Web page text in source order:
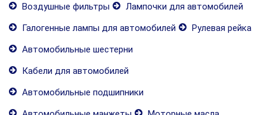
Воздушные фильтры
Лампочки для автомобилей
Галогенные лампы для автомобилей
Рулевая рейка
Автомобильные шестерни
Кабели для автомобилей
Автомобильные подшипники